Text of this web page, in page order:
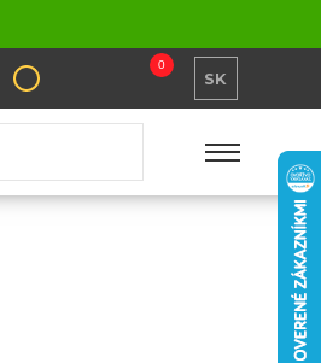
0
SK